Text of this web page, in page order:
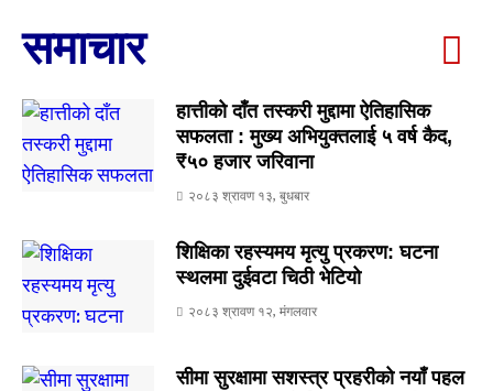
समाचार
हात्तीको दाँत तस्करी मुद्दामा ऐतिहासिक
सफलता : मुख्य अभियुक्तलाई ५ वर्ष कैद,
₹५० हजार जरिवाना
२०८३ श्रावण १३, बुधबार
शिक्षिका रहस्यमय मृत्यु प्रकरण: घटना
स्थलमा दुईवटा चिठी भेटियो
२०८३ श्रावण १२, मंगलवार
सीमा सुरक्षामा सशस्त्र प्रहरीको नयाँ पहल